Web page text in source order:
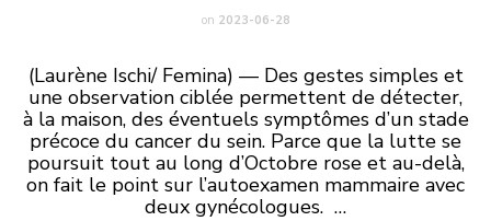
on 2023-06-28
(Laurène Ischi/ Femina) — Des gestes simples et
une observation ciblée permettent de détecter,
à la maison, des éventuels symptômes d’un stade
précoce du cancer du sein. Parce que la lutte se
poursuit tout au long d’Octobre rose et au-delà,
on fait le point sur l’autoexamen mammaire avec
deux gynécologues. …